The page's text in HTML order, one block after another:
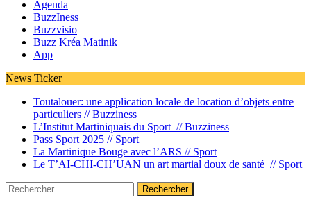
Agenda
BuzzIness
Buzzvisio
Buzz Kréa Matinik
App
News Ticker
Toutalouer: une application locale de location d’objets entre
particuliers //Buzziness
L’Institut Martiniquais du Sport //Buzziness
Pass Sport 2025 // Sport
La Martinique Bouge avec l’ARS // Sport
Le T’AI-CHI-CH’UAN un art martial doux de santé // Sport
Rechercher :